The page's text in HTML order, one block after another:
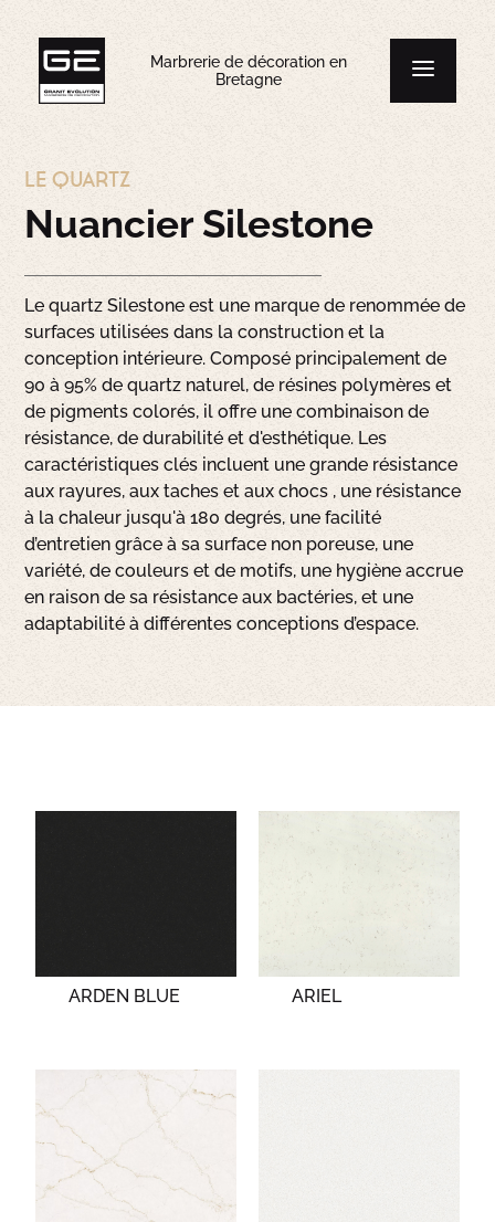
Marbrerie de décoration en
Bretagne
LE QUARTZ
Nuancier Silestone
Le quartz Silestone est une marque de renommée de
surfaces utilisées dans la construction et la
conception intérieure. Composé principalement de
90 à 95% de quartz naturel, de résines polymères et
de pigments colorés, il offre une combinaison de
résistance, de durabilité et d'esthétique. Les
caractéristiques clés incluent une grande résistance
aux rayures, aux taches et aux chocs , une résistance
à la chaleur jusqu'à 180 degrés, une facilité
d’entretien grâce à sa surface non poreuse, une
variété, de couleurs et de motifs, une hygiène accrue
en raison de sa résistance aux bactéries, et une
adaptabilité à différentes conceptions d’espace.
ARDEN BLUE ARIEL